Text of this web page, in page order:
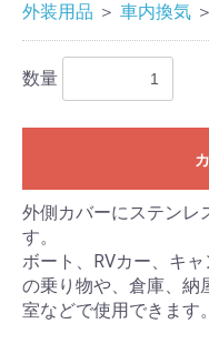
外装用品 ＞ 車内換気 ＞
数量
外側カバーにステンレ
す。
ボート、RVカー、キ
の乗り物や、倉庫、納
室などで使用できます。